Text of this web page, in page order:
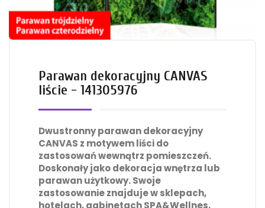
Parawan dekoracyjny CANVAS
liście - 141305976
Dwustronny parawan dekoracyjny
CANVAS z motywem liści do
zastosowań wewnątrz pomieszczeń.
Doskonały jako dekoracja wnętrza lub
parawan użytkowy. Swoje
zastosowanie znajduje w sklepach,
hotelach, gabinetach SPA&Wellnes,